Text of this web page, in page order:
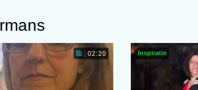
02:20 Inspiratie